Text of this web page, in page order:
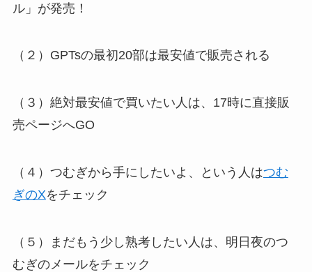
ル」が発売！
（２）GPTsの最初20部は最安値で販売される
（３）絶対最安値で買いたい人は、17時に直接販
売ページへGO
（４）つむぎから手にしたいよ、という人はつむ
ぎのXをチェック
（５）まだもう少し熟考したい人は、明日夜のつ
むぎのメールをチェック